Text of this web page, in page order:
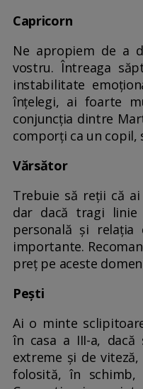
Capricorn
Ne apropiem de a
vostru. Întreaga
instabilitate
înțelegi, ai foarte
conjuncția dintre
comporți ca un copil,
Vărsător
Trebuie să reții că
dar dacă tragi
personală și
importante.
preț pe aceste
Pești
Ai o minte
în casa a III-a,
extreme și de
folosită, în schimb,